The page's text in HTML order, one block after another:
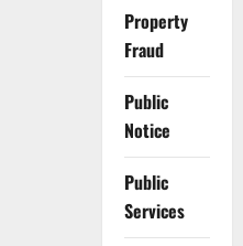
Property
Fraud
Public
Notice
Public
Services